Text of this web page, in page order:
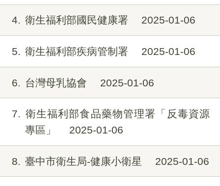
4 衛生福利部國民健康署 2025-01-06
5 衛生福利部疾病管制署 2025-01-06
6 台灣母乳協會 2025-01-06
7
衛生福利部食品藥物管理署「反毒資源
專區」
2025-01-06
8 臺中市衛生局-健康小衛星 2025-01-06